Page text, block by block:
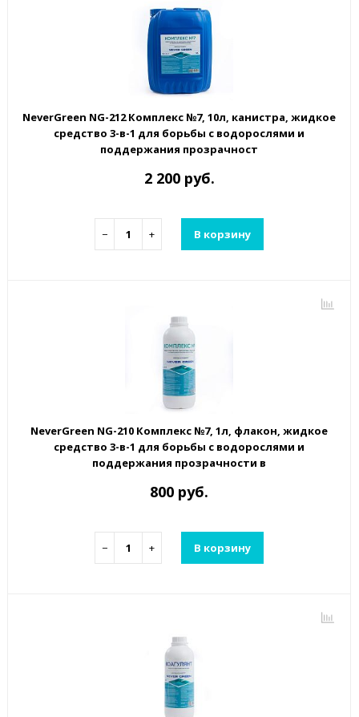
NeverGreen NG-212 Комплекс №7, 10л, канистра, жидкое
средство 3-в-1 для борьбы с водорослями и
поддержания прозрачност
2 200 руб.
− + В корзину
NeverGreen NG-210 Комплекс №7, 1л, флакон, жидкое
средство 3-в-1 для борьбы с водорослями и
поддержания прозрачности в
800 руб.
− + В корзину